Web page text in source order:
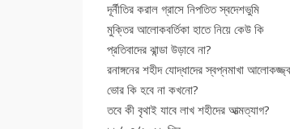
দূর্নীতির করাল গ্রাসে নিপতিত স্বদেশভুমি
মুক্তির আলোকবর্তিকা হাতে নিয়ে কেউ কি
প্রতিবাদের ঝান্ডা উড়াবে না?
রনাঙ্গনের শহীদ যোদ্ধাদের স্বপ্নমাখা
ভোর কি হবে না কখনো?
তবে কী বৃথাই যাবে লাখ শহীদের আত্মত্যাগ?